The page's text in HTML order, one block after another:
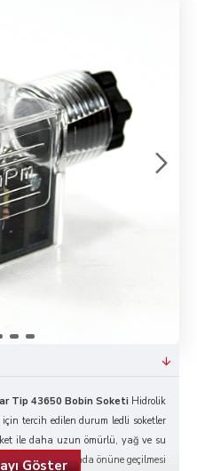
Tip 43650 Bobin Soketi Hidrolik
tercih edilen durum ledli soketler
ile daha uzun ömürlü, yağ ve su
ve kararmalarında önüne geçilmesi